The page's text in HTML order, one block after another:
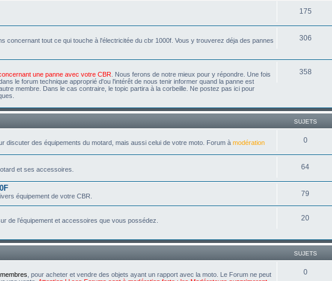
175
concernant tout ce qui touche à l'électricitée du cbr 1000f. Vous y trouverez déja des pannes
306
une panne avec votre CBR . Nous ferons de notre mieux pour y répondre. Une fois
le forum technique approprié d'ou l'intérêt de nous tenir informer quand la panne est
membre. Dans le cas contraire, le topic partira à la corbeille. Ne postez pas ici pour
358
SUJETS
discuter des équipements du motard, mais aussi celui de votre moto. Forum à modération
0
et ses accessoires.
64
équipement de votre CBR. 79
de l’équipement et accessoires que vous possédez.
20
SUJETS
membres , pour acheter et vendre des objets ayant un rapport avec la moto. Le Forum ne peut
0